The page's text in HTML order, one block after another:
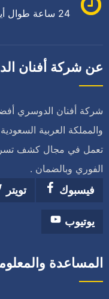
24 ساعة طوال أيام الأسبوع
عن شركة أفنان
شركة أفنان الدوسري
والمملكة العربية
تعمل في مجال كشف
الفوري وبالضمان .
فيسبوك
تويتر
يوتيوب
المساعدة